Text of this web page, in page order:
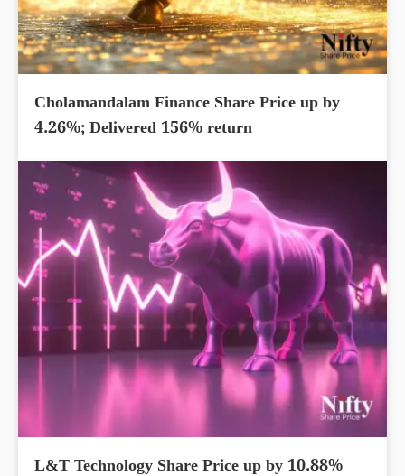
Cholamandalam Finance Share Price up by
4.26%; Delivered 156% return
L&T Technology Share Price up by 10.88%